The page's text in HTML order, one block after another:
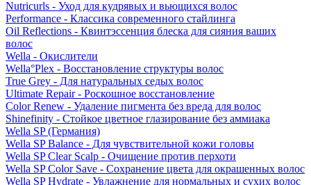
Nutricurls - Уход для кудрявых и вьющихся волос
Performance - Классика современного стайлинга
Oil Reflections - Квинтэссенция блеска для сияния ваших
волос
Wella - Окислители
Wella°Plex - Восстановление структуры волос
True Grey - Для натуральных седых волос
Ultimate Repair - Роскошное восстановление
Color Renew - Удаление пигмента без вреда для волос
Shinefinity - Стойкое цветное глазирование без аммиака
Wella SP (Германия)
Wella SP Balance - Для чувствительной кожи головы
Wella SP Clear Scalp - Очищение против перхоти
Wella SP Color Save - Сохранение цвета для окрашенных волос
Wella SP Hydrate - Увлажнение для нормальных и сухих волос